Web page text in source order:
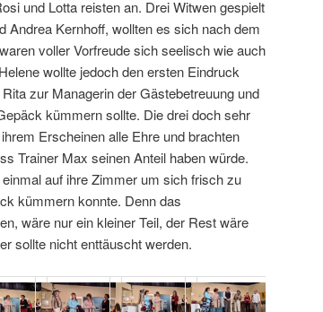
und Lotta reisten an. Drei Witwen gespielt
Kernhoff, wollten es sich nach dem
voller Vorfreude sich seelisch wie auch
wollte jedoch den ersten Eindruck
zur Managerin der Gästebetreuung und
kümmern sollte. Die drei doch sehr
Erscheinen alle Ehre und brachten
Trainer Max seinen Anteil haben würde.
auf ihre Zimmer um sich frisch zu
kümmern konnte. Denn das
wäre nur ein kleiner Teil, der Rest wäre
sollte nicht enttäuscht werden.